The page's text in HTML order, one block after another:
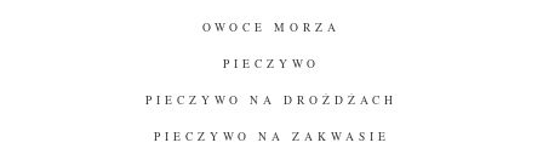
OWOCE MORZA
PIECZYWO
PIECZYWO NA DROŻDŻACH
PIECZYWO NA ZAKWASIE